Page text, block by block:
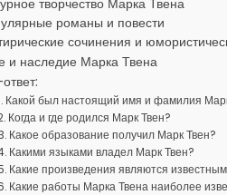
романы и повести
сочинения и
и наследие Марка Твена
Какой был настоящий имя и фамилия
Когда и где родился Марк Твен?
Какое образование получил Марк Твен?
Какими языками владел Марк Твен?
Какие произведения являются
Какие работы Марка Твена наиболее